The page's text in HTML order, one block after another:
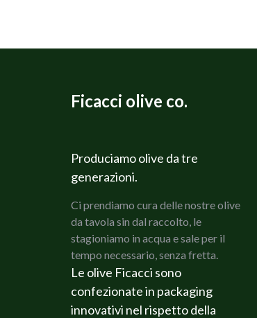
Ficacci olive co.
Produciamo olive da tre
generazioni.
Ci prendiamo cura delle nostre olive
da tavola sin dal raccolto, le
stagioniamo in acqua e sale per il
tempo necessario, senza fretta.
Le olive Ficacci sono
confezionate in packaging
innovativi nel rispetto della